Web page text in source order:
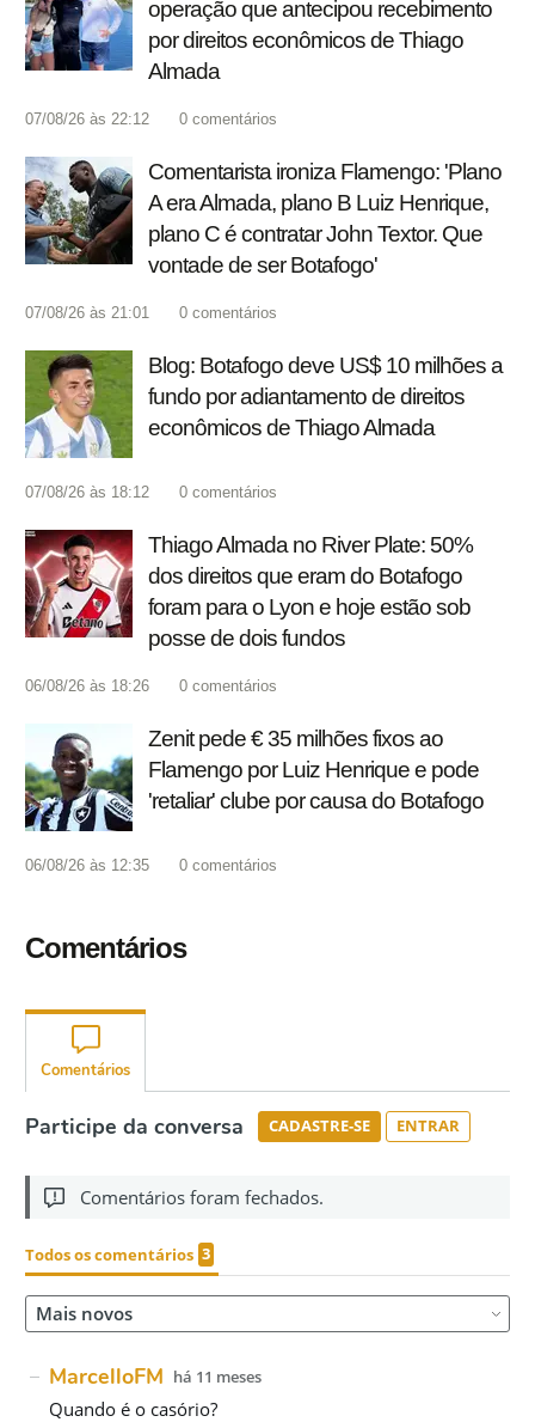
operação que antecipou recebimento
por direitos econômicos de Thiago
Almada
07/08/26 às 22:12 0 comentários
Comentarista ironiza Flamengo: 'Plano
A era Almada, plano B Luiz Henrique,
plano C é contratar John Textor. Que
vontade de ser Botafogo'
07/08/26 às 21:01 0 comentários
Blog: Botafogo deve US$ 10 milhões a
fundo por adiantamento de direitos
econômicos de Thiago Almada
07/08/26 às 18:12 0 comentários
Thiago Almada no River Plate: 50%
dos direitos que eram do Botafogo
foram para o Lyon e hoje estão sob
posse de dois fundos
06/08/26 às 18:26 0 comentários
Zenit pede € 35 milhões fixos ao
Flamengo por Luiz Henrique e pode
'retaliar' clube por causa do Botafogo
06/08/26 às 12:35 0 comentários
Comentários